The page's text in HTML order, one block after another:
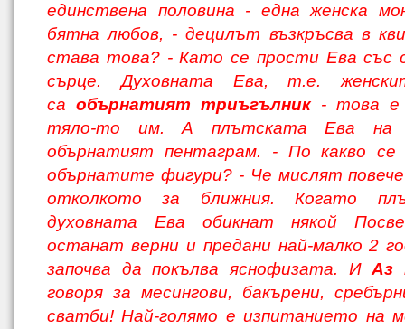
единствена половина - една женска
бятна любов, - децилът възкръсва в
става това? - Като се прости Ева със
сърце. Духовната Ева, т.е.
са обър­натият триъгълник- това е
тяло-то им. А плътската Ева на
обърнатият пентаграм. - По какво се
обърнатите фигури? - Че мислят
отколкото за ближния. Ко­гато
духовната Ева обикнат някой
останат верни и предани най-малко 2
започва да покълва яснофизата. ИАз
говоря за месингови, бакърени,
сватби! Най-голямо е изпитанието на